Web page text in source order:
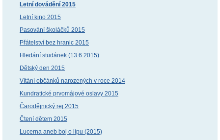
Letní dovádění 2015
Letní kino 2015
Pasování školáčků 2015
Přátelství bez hranic 2015
Hledání studánek (13.6.2015)
Dětský den 2015
Vítání občánků narozených v roce 2014
Kundratické prvomájové oslavy 2015
Čarodějnický rej 2015
Čtení dětem 2015
Lucerna aneb boj o lípu (2015)